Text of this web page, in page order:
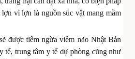
vì lợn là nguồn súc vật mang mầm
được tiêm ngừa viêm não Nhật Bản
tế, trung tâm y tế dự phòng cũng như